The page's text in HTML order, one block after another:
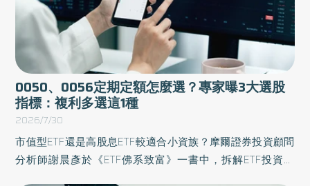
0050、0056定期定額怎麼選？專家曝3大選股
指標：複利多選這1種
2026/7/30
市值型ETF還是高股息ETF較適合小資族？摩爾證券投資顧問
分析師謝晨彥於《ETF佛系致富》一書中，拆解ETF投資策